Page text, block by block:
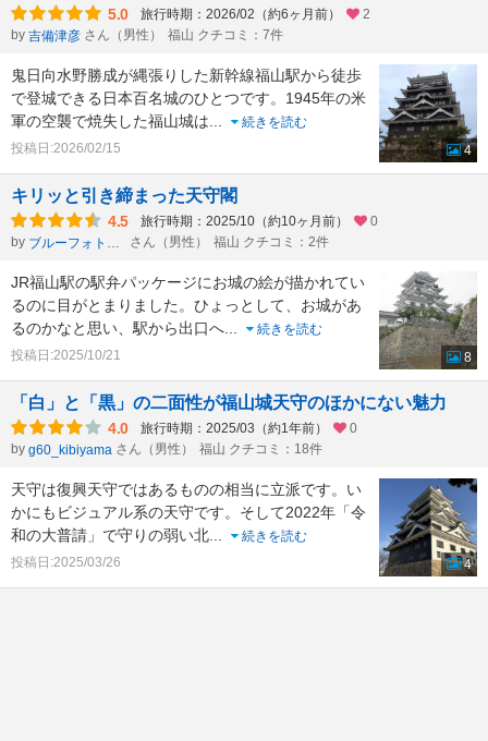
5.0 旅行時期：2026/02（約6ヶ月前）
2
by 吉備津彦 さん（男性） 福山 クチコミ：7件
鬼日向水野勝成が縄張りした新幹線福山駅から徒歩
で登城できる日本百名城のひとつです。1945年の米
軍の空襲で焼失した福山城は
続きを読む
投稿日:2026/02/15
4
キリッと引き締まった天守閣
4.5 旅行時期：2025/10（約10ヶ月前）
0
by
ブルーフォトトラベラー さん（男性） 福山 クチコミ：2件
JR福山駅の駅弁パッケージにお城の絵が描かれてい
るのに目がとまりました。ひょっとして、お城があ
るのかなと思い、駅から出口へ
続きを読む
投稿日:2025/10/21
8
「白」と「黒」の二面性が福山城天守のほかにない魅力
4.0 旅行時期：2025/03（約1年前）
0
by g60_kibiyama さん（男性） 福山 クチコミ：18件
天守は復興天守ではあるものの相当に立派です。い
かにもビジュアル系の天守です。そして2022年「令
和の大普請」で守りの弱い北
続きを読む
投稿日:2025/03/26
4